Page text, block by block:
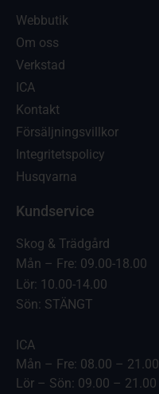
Webbutik
Om oss
Verkstad
ICA
Kontakt
Försäljningsvillkor
Integritetspolicy
Husqvarna
Kundservice
Skog & Trädgård
Mån – Fre: 09.00-18.00
Lör: 10.00-14.00
Sön: STÄNGT
ICA
Mån – Fre: 08.00 – 21.00
Lör – Sön: 09.00 – 21.00